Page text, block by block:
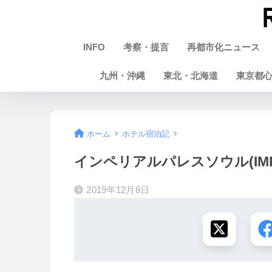
INFO 考察・提言 再都市化ニュース
九州・沖縄 東北・北海道 東京都心
ホーム ホテル宿泊記
インペリアルパレスソウル
2019年12月8日